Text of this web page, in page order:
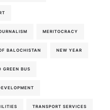
MERITOCRACY
BALOCHISTAN NEW YEAR
GREEN BUS
TRANSPORT SERVICES